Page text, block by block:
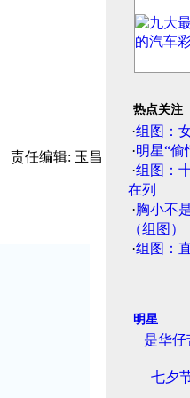
责任编辑: 玉昌
热点关注
·组图：
·明星“偷
·组图：
在列
·胸小不
（组图）
·组图：
明星
是华
七夕